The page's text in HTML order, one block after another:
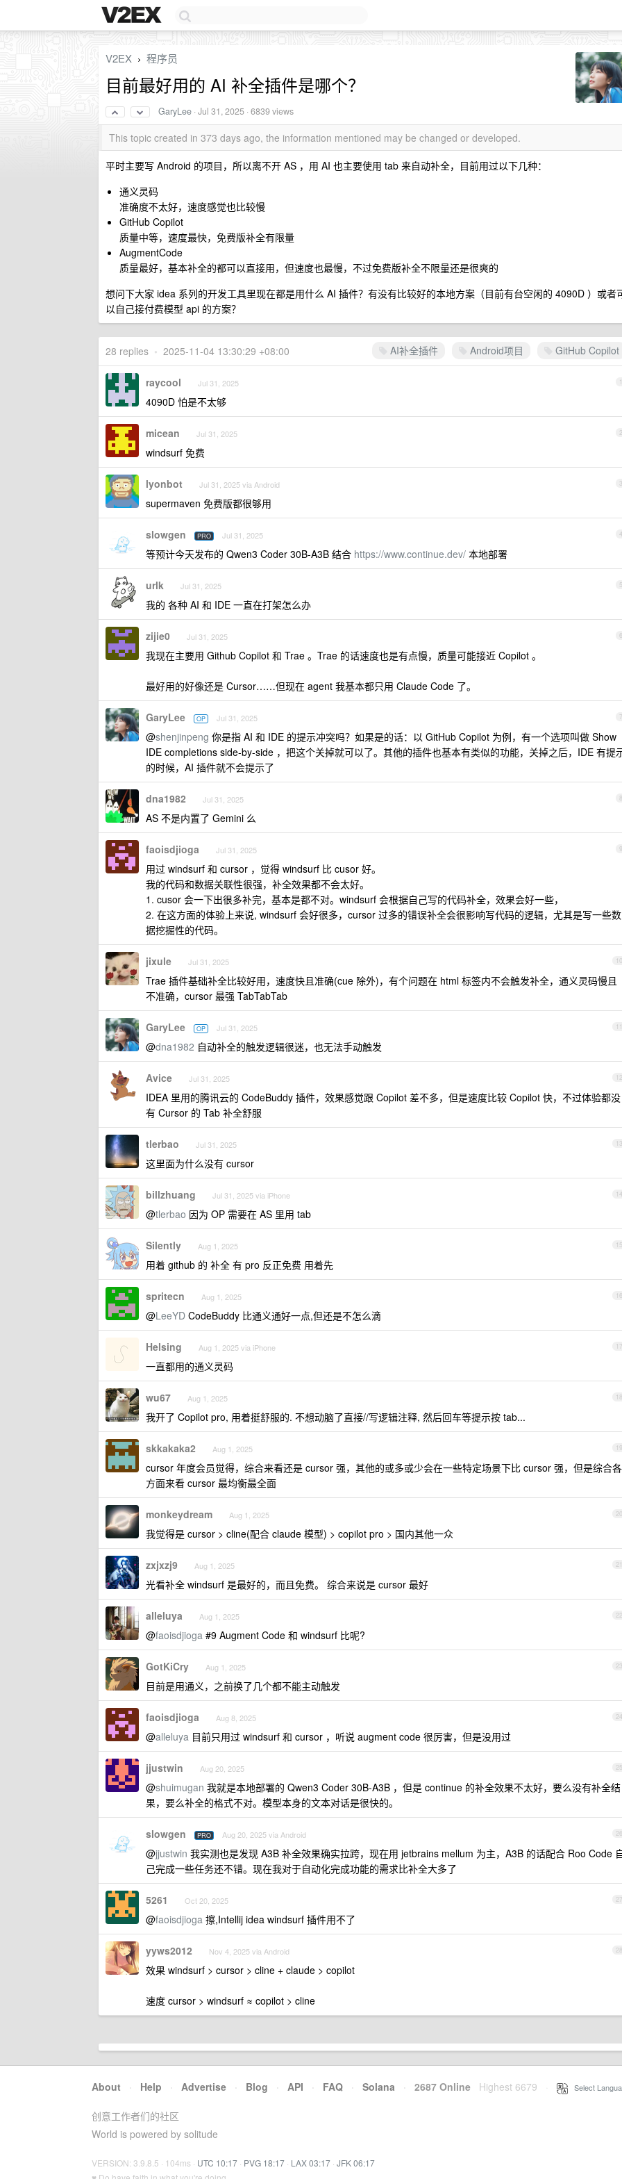
V2EX › 程序员
目前最好用的 AI 补全插件是哪个？
GaryLee ·Jul 31, 2025 · 6839 views
This topic created in 373 days ago, the information mentioned may be changed or developed.
平时主要写 Android 的项目，所以离不开 AS ，用 AI 也主要使用 tab 来自动补全，目前用过以下几种：
通义灵码
准确度不太好，速度感觉也比较慢
GitHub Copilot
质量中等，速度最快，免费版补全有限量
AugmentCode
质量最好，基本补全的都可以直接用，但速度也最慢，不过免费版补全不限量还是很爽的
想问下大家 idea 系列的开发工具里现在都是用什么 AI 插件？有没有比较好的本地方案（目前有台空闲的 4090D ）或者
以自己接付费模型 api 的方案？
AI补全插件 Android项目 GitHub Copilot
28 replies • 2025-11-04 13:30:29 +08:00
1
raycool Jul 31, 2025
4090D 怕是不太够
2
micean Jul 31, 2025
windsurf 免费
3
lyonbot Jul 31, 2025 via Android
supermaven 免费版都很够用
4
slowgen PRO Jul 31, 2025
等预计今天发布的 Qwen3 Coder 30B-A3B 结合 https://www.continue.dev/ 本地部署
5
urlk Jul 31, 2025
我的 各种 AI 和 IDE 一直在打架怎么办
6
zijie0 Jul 31, 2025
我现在主要用 Github Copilot 和 Trae 。Trae 的话速度也是有点慢，质量可能接近 Copilot 。
最好用的好像还是 Cursor……但现在 agent 我基本都只用 Claude Code 了。
7
GaryLee OP Jul 31, 2025
@shenjinpeng 你是指 AI 和 IDE 的提示冲突吗？如果是的话：以 GitHub Copilot 为例，有一个选项叫做 Show
IDE completions side-by-side ，把这个关掉就可以了。其他的插件也基本有类似的功能，关掉之后，IDE 有提
的时候，AI 插件就不会提示了
8
dna1982 Jul 31, 2025
AS 不是内置了 Gemini 么
9
faoisdjioga Jul 31, 2025
用过 windsurf 和 cursor ，觉得 windsurf 比 cusor 好。
我的代码和数据关联性很强，补全效果都不会太好。
1. cusor 会一下出很多补完，基本是都不对。windsurf 会根据自己写的代码补全，效果会好一些，
2. 在这方面的体验上来说, windsurf 会好很多，cursor 过多的错误补全会很影响写代码的逻辑，尤其是写一些数
据挖掘性的代码。
10
jixule Jul 31, 2025
Trae 插件基础补全比较好用，速度快且准确(cue 除外)，有个问题在 html 标签内不会触发补全，通义灵码慢且
不准确，cursor 最强 TabTabTab
11
GaryLee OP Jul 31, 2025
@dna1982 自动补全的触发逻辑很迷，也无法手动触发
12
Avice Jul 31, 2025
IDEA 里用的腾讯云的 CodeBuddy 插件，效果感觉跟 Copilot 差不多，但是速度比较 Copilot 快，不过体验都没
有 Cursor 的 Tab 补全舒服
13
tlerbao Jul 31, 2025
这里面为什么没有 cursor
14
billzhuang Jul 31, 2025 via iPhone
@tlerbao 因为 OP 需要在 AS 里用 tab
15
Silently Aug 1, 2025
用着 github 的 补全 有 pro 反正免费 用着先
16
spritecn Aug 1, 2025
@LeeYD CodeBuddy 比通义通好一点,但还是不怎么滴
17
Helsing Aug 1, 2025 via iPhone
一直都用的通义灵码
18
wu67 Aug 1, 2025
我开了 Copilot pro, 用着挺舒服的. 不想动脑了直接//写逻辑注释, 然后回车等提示按 tab...
19
skkakaka2 Aug 1, 2025
cursor 年度会员觉得，综合来看还是 cursor 强，其他的或多或少会在一些特定场景下比 cursor 强，但是综合各
方面来看 cursor 最均衡最全面
20
monkeydream Aug 1, 2025
我觉得是 cursor > cline(配合 claude 模型) > copilot pro > 国内其他一众
21
zxjxzj9 Aug 1, 2025
光看补全 windsurf 是最好的，而且免费。 综合来说是 cursor 最好
22
alleluya Aug 1, 2025
@faoisdjioga #9 Augment Code 和 windsurf 比呢?
23
GotKiCry Aug 1, 2025
目前是用通义，之前换了几个都不能主动触发
24
faoisdjioga Aug 8, 2025
@alleluya 目前只用过 windsurf 和 cursor ，听说 augment code 很厉害，但是没用过
25
jjustwin Aug 20, 2025
@shuimugan 我就是本地部署的 Qwen3 Coder 30B-A3B ，但是 continue 的补全效果不太好，要么没有补全结
果，要么补全的格式不对。模型本身的文本对话是很快的。
26
slowgen PRO Aug 20, 2025 via Android
@jjustwin 我实测也是发现 A3B 补全效果确实拉跨，现在用 jetbrains mellum 为主，A3B 的话配合 Roo Code
己完成一些任务还不错。现在我对于自动化完成功能的需求比补全大多了
27
5261 Oct 20, 2025
@faoisdjioga 擦,Intellij idea windsurf 插件用不了
28
yyws2012 Nov 4, 2025 via Android
效果 windsurf > cursor > cline + claude > copilot
速度 cursor > windsurf ≈ copilot > cline
About · Help · Advertise · Blog · API · FAQ · Solana · 2687 Online Highest 6679 Select
创意工作者们的社区
World is powered by solitude
VERSION: 3.9.8.5 · 104ms · UTC 10:17 · PVG 18:17 · LAX 03:17 · JFK 06:17